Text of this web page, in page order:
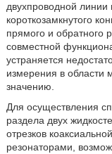
двухпроводной
короткозамкнутого
прямого и обратного
совместной
устраняется
измерения в области
значению.
Для осуществления
раздела двух
отрезков
резонаторами,